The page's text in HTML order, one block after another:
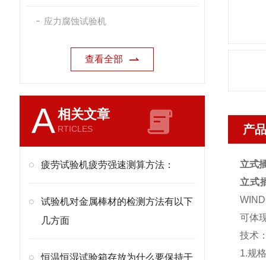
应力腐蚀试验机
查看全部
A相关文章
RTICLES
疲劳试验机疲劳强速测算方法：
试验机对金属棒材的检测方法有以下
几方面
恒温恒湿试验箱存放为什么要保持干
产
立式
立式
可体
技术
1.规